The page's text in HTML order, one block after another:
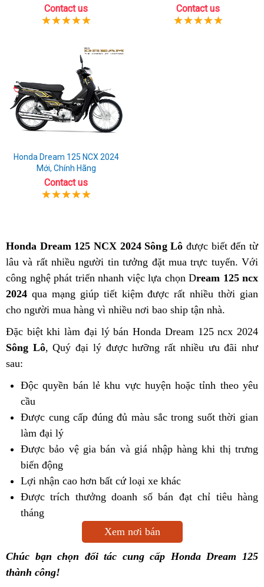
Hãng
Contact us Contact us
Honda Dream 125 NCX 2024
Mới, Chính Hãng
Contact us
Honda Dream 125 NCX 2024 Sông Lô được biết đến từ
lâu và rất nhiều người tin tưởng đặt mua trực tuyến. Với
công nghệ phát triển nhanh việc lựa chọn Dream 125 ncx
2024 qua mạng giúp tiết kiệm được rất nhiều thời gian
cho người mua hàng vì nhiều nơi bao ship tận nhà.
Đặc biệt khi làm đại lý bán Honda Dream 125 ncx 2024
Sông Lô, Quý đại lý được hưỡng rất nhiều ưu đãi như
sau:
Độc quyền bán lẻ khu vực huyện hoặc tỉnh theo yêu
cầu
Được cung cấp đúng đủ màu sắc trong suốt thời gian
làm đại lý
Được bảo vệ gia bán và giá nhập hàng khi thị trưng
biến động
Lợi nhận cao hơn bất cứ loại xe khác
Được trích thưởng doanh số bán đạt chỉ tiêu hàng
tháng
Xem nơi bán
Chúc bạn chọn đối tác cung cấp Honda Dream 125
thành công!